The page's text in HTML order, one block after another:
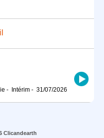
- Intérim - 31/07/2026
Clicandearth